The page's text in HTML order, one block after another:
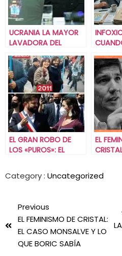
UCRANIA LA MAYOR
LAVADORA DEL
MUNDO.
NO
EL GRAN ROBO DE
LOS «PUROS»: EL
FRENTEAMPLISMO.
EL
BORIC
Category : Uncategorized
Previous
EL FEMINISMO DE CRISTAL:
EL CASO MONSALVE Y LO
QUE BORIC SABÍA